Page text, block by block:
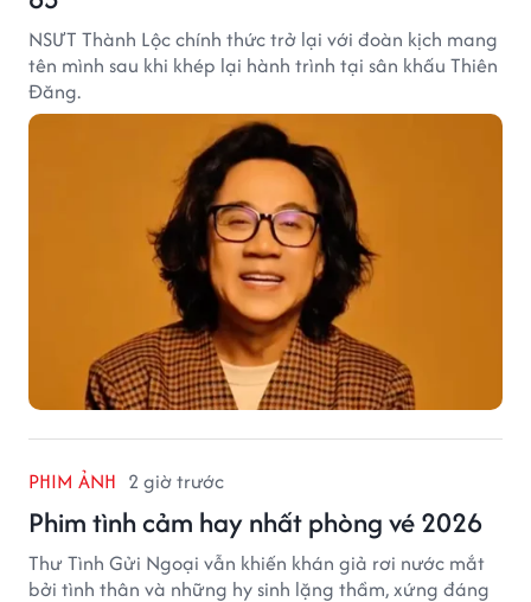
NSƯT Thành Lộc chính thức trở lại với đoàn kịch mang
tên mình sau khi khép lại hành trình tại sân khấu Thiên
Đăng.
PHIM ẢNH 2 giờ trước
Phim tình cảm hay nhất phòng vé 2026
Thư Tình Gửi Ngoại vẫn khiến khán giả rơi nước mắt
bởi tình thân và những hy sinh lặng thầm, xứng đáng